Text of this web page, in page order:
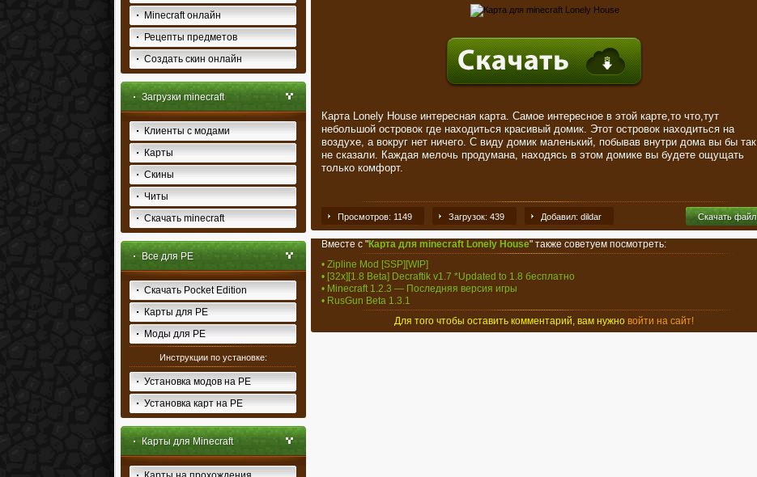
Minecraft онлайн
Рецепты предметов
Создать скин онлайн
Загрузки minecraft
Клиенты с модами
Карты
Скины
Читы
Скачать minecraft
Все для PE
Скачать Pocket Edition
Карты для PE
Моды для PE
Инструкции по установке:
Установка модов на PE
Установка карт на PE
Карты для Minecraft
Карта Lonely House интересная карта. Самое интересное в этой карте,то что,тут
небольшой островок где находиться красивый домик. Этот островок находиться на
воздухе, а вокруг нет ничего. С виду домик маленький, побывав внутри дома вы бы так
не сказали. Каждая мелочь продумана, находясь в этом домике вы будете ощущать
только комфорт.
Просмотров: 1149 Загрузок: 439 Добавил: dildar Скачать файл
Вместе с "Карта для minecraft Lonely House" также советуем посмотреть:
• Zipline Mod [SSP][WIP]
• [32x][1.8 Beta] Decraftik v1.7 *Updated to 1.8 бесплатно
• Minecraft 1.2.3 — Последняя версия игры
• RusGun Beta 1.3.1
Для того чтобы оставить комментарий, вам нужно войти на сайт!